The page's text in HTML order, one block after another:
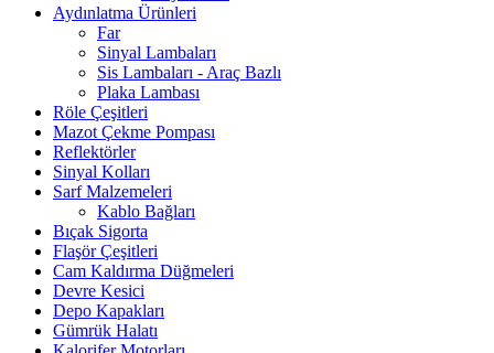
Aydınlatma Ürünleri
Far
Sinyal Lambaları
Sis Lambaları - Araç Bazlı
Plaka Lambası
Röle Çeşitleri
Mazot Çekme Pompası
Reflektörler
Sinyal Kolları
Sarf Malzemeleri
Kablo Bağları
Bıçak Sigorta
Flaşör Çeşitleri
Cam Kaldırma Düğmeleri
Devre Kesici
Depo Kapakları
Gümrük Halatı